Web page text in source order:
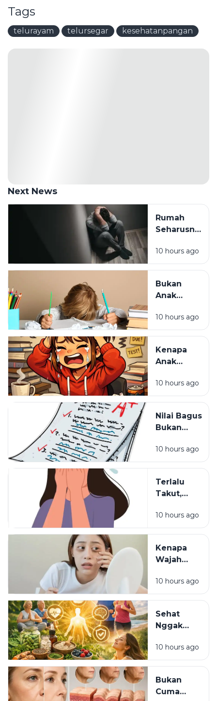
Tags
telurayam telursegar kesehatanpangan
Next News
Rumah
Seharusnya
Tempat
Pulang,
Tempat
Paling
10 hours ago
Bukan
Anak
Mungkin
Cara
yang
Selama Ini
10 hours ago
Kenapa
Anak
Kehilangan
Semangat
10 hours ago
Nilai Bagus
Bukan
Hal yang
Sering
dalam
Pendidikan
10 hours ago
Terlalu
Takut,
Waspada:
Mungkinkah
Luka Masa
Lalu?
10 hours ago
Kenapa
Wajah
Lelah
Meski
Pakai
Skincare
10 hours ago
Sehat
Nggak
Mahal:
Kebiasaan
yang Bisa
Dimulai
10 hours ago
Bukan
Cuma